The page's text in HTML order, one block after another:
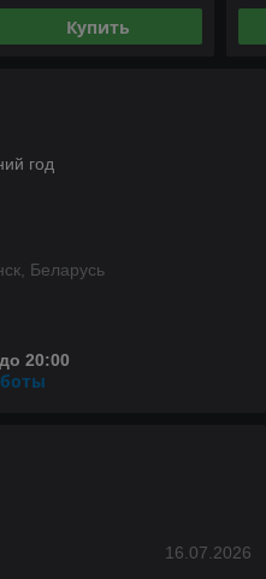
Купить
год
Беларусь
20:00
16.07.2026